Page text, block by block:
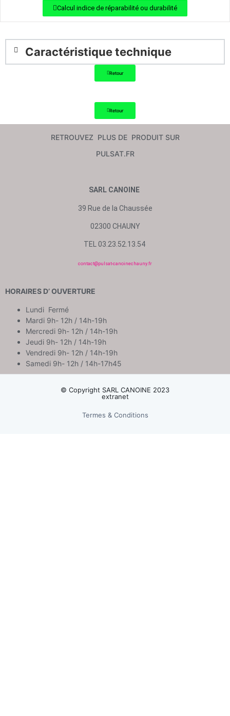
Calcul indice de réparabilité ou durabilité
Caractéristique technique
Retour
Retour
RETROUVEZ PLUS DE PRODUIT SUR
PULSAT.FR
SARL CANOINE
39 Rue de la Chaussée
02300 CHAUNY
TEL 03.23.52.13.54
contact@pulsat-canoinechauny.fr
HORAIRES D’ OUVERTURE
Lundi Fermé
Mardi 9h- 12h / 14h-19h
Mercredi 9h- 12h / 14h-19h
Jeudi 9h- 12h / 14h-19h
Vendredi 9h- 12h / 14h-19h
Samedi 9h- 12h / 14h-17h45
© Copyright SARL CANOINE 2023
extranet
Termes & Conditions